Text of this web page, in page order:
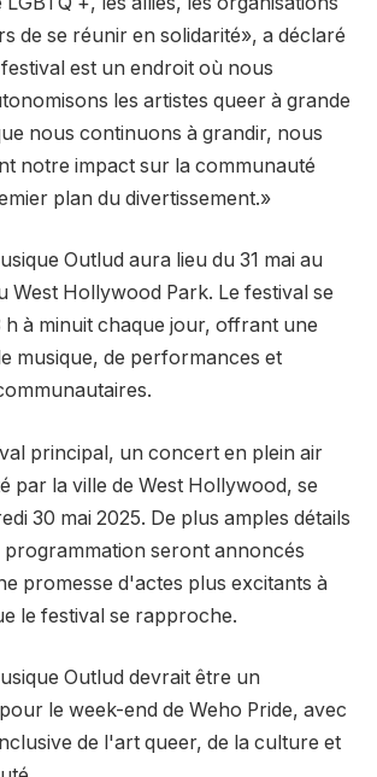
de se réunir en solidarité», a déclaré
est un endroit où nous
les artistes queer à grande
nous continuons à grandir, nous
notre impact sur la communauté
plan du divertissement.»
Outlud aura lieu du 31 mai au
West Hollywood Park. Le festival se
h à minuit chaque jour, offrant une
musique, de performances et
principal, un concert en plein air
par la ville de West Hollywood, se
30 mai 2025. De plus amples détails
programmation seront annoncés
promesse d'actes plus excitants à
le festival se rapproche.
Outlud devrait être un
le week-end de Weho Pride, avec
de l'art queer, de la culture et